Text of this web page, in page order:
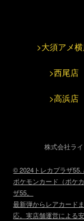
>大須アメ
>西尾店
>高浜店
株式会社ラ
© 2024トレカプラザ55.
ポケモンカード（ポケ
ザ55。
最新弾からレアカード
応。実店舗運営による